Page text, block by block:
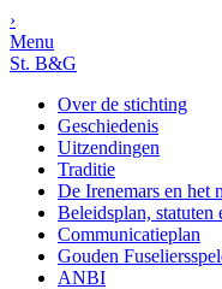
›
Menu
St. B&G
Over de stichting
Geschiedenis
Uitzendingen
Traditie
De Irenemars en het
Beleidsplan,
Communicatieplan
Gouden
ANBI